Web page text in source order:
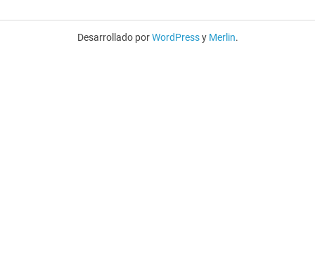
Desarrollado porWordPressy Merlin.